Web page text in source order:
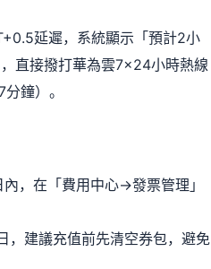
延遲，系統顯示「預計2小
直接撥打華為雲7×24小時熱線
鐘）。
，在「費用中心→發票管理」
，建議充值前先清空券包，避免